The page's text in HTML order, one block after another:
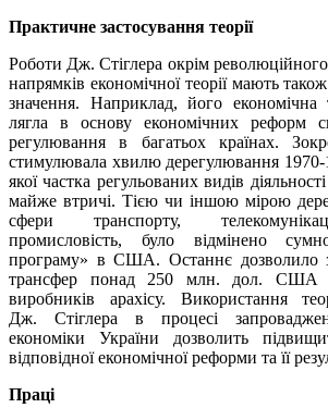
Практичне застосування теорії
Роботи Дж. Стіглера окрім
напрямків економічної теорії мають
значення. Наприклад, його економічна
лягла в основу економічних реформ
регулювання в багатьох країнах.
стимулювала хвилю дерегулювання
якої частка регульованих видів
майже втричі. Тією чи іншою мірою
сфери транспорту,
промисловість, було відмінено
програму» в США. Останнє дозволило
трансфер понад 250 млн. дол. США
виробників арахісу. Використання
Дж. Стіглера в процесі
економіки України дозволить
відповідної економічної реформи та її
Праці